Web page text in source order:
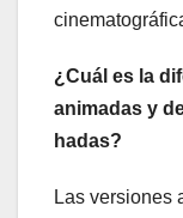
¿Cuál es la
animadas y
hadas?
Las versiones